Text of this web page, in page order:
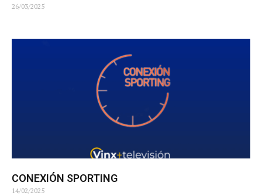
26/03/2025
CONEXIÓN SPORTING
14/02/2025